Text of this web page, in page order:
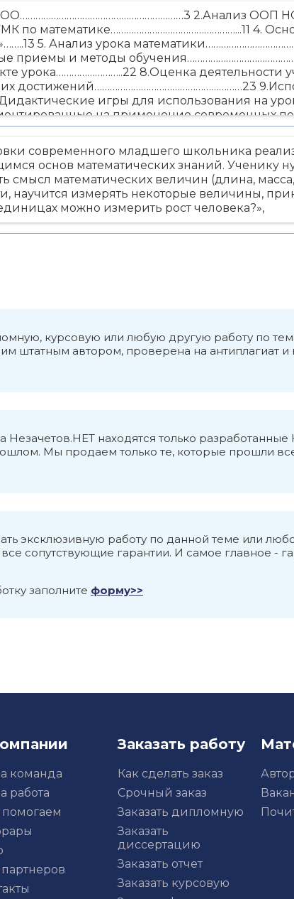
2.Анализ ООП
по математике…………………………………………...11 4.
5. Анализ урока
приемы и методы
урока……………………..22 8.Оценка деятельности
достижений…………………………………………………23
игры для использования на
на применение современных
пособия для уроков
и групповых форм
для младших
современного младшего школьника
основ математических знаний. Ученику
смысл математических величин (длина,
научится измерять некоторые величины,
можно измерить рост человека?»,
курсовую или любую другую работу по
штатным автором, проверена на антиплагиат
Незачетов.НЕТ находятся только
Мы продаем только те, которые прошли все
эксклюзивную работу по данной теме или
сопутствующие гарантии. И самое главное -
заполните форму>>
команда
работа
Заказать работу
Как сделать заказ
Срочный заказ
Заказать дипломную
Заказать
диссертацию
Заказать отчет
Заказать курсовую